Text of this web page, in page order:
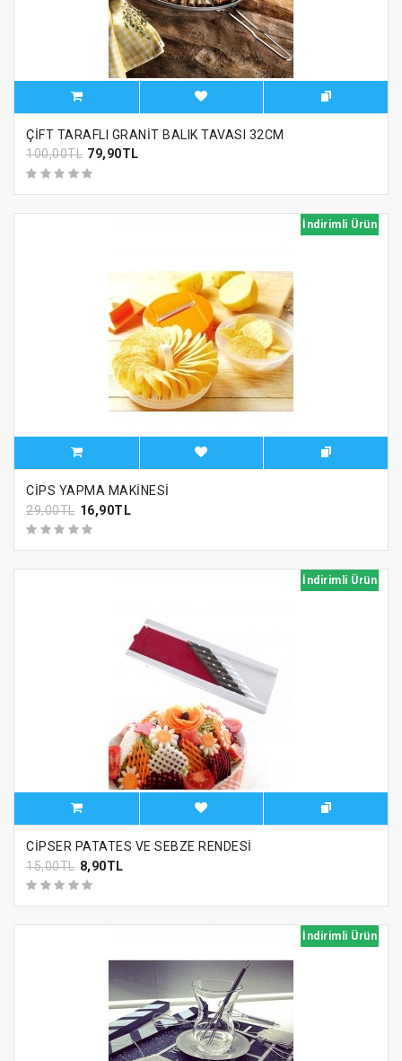
ÇİFT TARAFLI GRANİT BALIK TAVASI 32CM
100,00TL 79,90TL
İndirimli Ürün
CİPS YAPMA MAKİNESİ
29,00TL 16,90TL
İndirimli Ürün
CİPSER PATATES VE SEBZE RENDESİ
15,00TL 8,90TL
İndirimli Ürün